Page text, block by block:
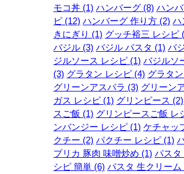
モコ丼 (1) ハンバーグ (8) ハン
ピ (12) ハンバーグ 作り方 (2) ハ
きにぎり (1) グッチ裕三 レシピ
バジル (3) バジル パスタ (1) バ
ジルソース レシピ (1) バジルソ
(3) グラタン レシピ (4) グラタ
グリーンアスパラ (3) グリーン
ガス レシピ (1) グリンピース (2)
スご飯 (1) グリンピースご飯 レ
ンバンジー レシピ (1) ケチャッ
クチー (2) パクチー レシピ (1)
プリカ 豚肉 味噌炒め (1) パスタ
シピ 簡単 (6) パスタ 生クリーム